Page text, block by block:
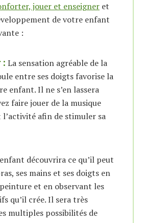
jouer et enseigner et
de votre enfant
:
: La sensation agréable de la
entre ses doigts favorise la
enfant. Il ne s’en lassera
faire jouer de la musique
l’activité afin de stimuler sa
découvrira ce qu’il peut
ses mains et ses doigts en
et en observant les
qu’il crée. Il sera très
multiples possibilités de